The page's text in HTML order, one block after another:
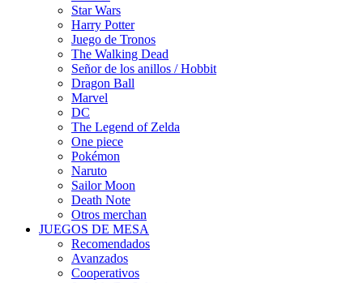
Star Wars
Harry Potter
Juego de Tronos
The Walking Dead
Señor de los anillos / Hobbit
Dragon Ball
Marvel
DC
The Legend of Zelda
One piece
Pokémon
Naruto
Sailor Moon
Death Note
Otros merchan
JUEGOS DE MESA
Recomendados
Avanzados
Cooperativos